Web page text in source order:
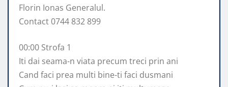
Florin Ionas Generalul.
Contact 0744 832 899
00:00 Strofa 1
Iti dai seama-n viata precum treci prin ani
Cand faci prea multi bine-ti faci dusmani